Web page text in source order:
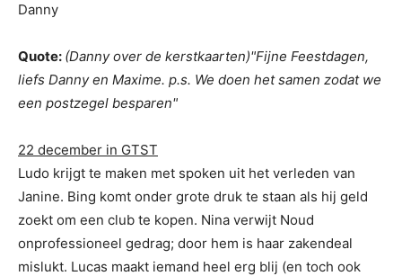
Danny
Quote: (Danny over de kerstkaarten)"Fijne Feestdagen,
liefs Danny en Maxime. p.s. We doen het samen zodat we
een postzegel besparen"
22 december in GTST
Ludo krijgt te maken met spoken uit het verleden van
Janine. Bing komt onder grote druk te staan als hij geld
zoekt om een club te kopen. Nina verwijt Noud
onprofessioneel gedrag; door hem is haar zakendeal
mislukt. Lucas maakt iemand heel erg blij (en toch ook